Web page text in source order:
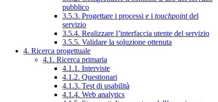
pubblico
3.5.3. Progettare i processi e i touchpointdel
servizio
3.5.4. Realizzare l’interfaccia utente del servizio
3.5.5. Validare la soluzione ottenuta
4. Ricerca progettuale
4.1. Ricerca primaria
4.1.1. Interviste
4.1.2. Questionari
4.1.3. Test di usabilità
4.1.4. Web analytics